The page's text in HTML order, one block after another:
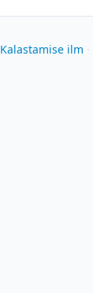
Kalastamise ilm ·